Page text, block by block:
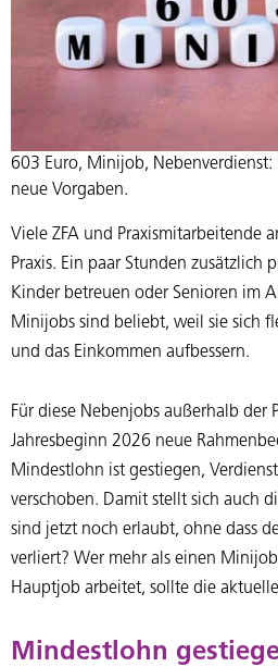
603 Euro, Minijob, Nebenverdienst:
neue Vorgaben.
Viele ZFA und Praxismitarbeitende
Praxis. Ein paar Stunden zusätzlich
Kinder betreuen oder Senioren im
Minijobs sind beliebt, weil sie sich
und das Einkommen aufbessern.
Für diese Nebenjobs außerhalb der
Jahresbeginn 2026 neue
Mindestlohn ist gestiegen,
verschoben. Damit stellt sich auch
sind jetzt noch erlaubt, ohne dass
verliert? Wer mehr als einen
Hauptjob arbeitet, sollte die
Mindestlohn